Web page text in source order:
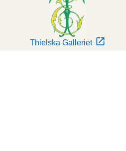
Thielska Galleriet